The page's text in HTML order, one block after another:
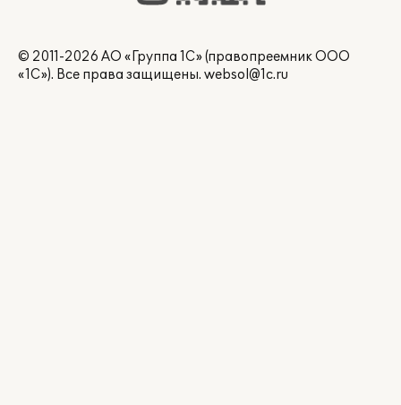
© 2011-2026 АО «Группа 1С» (правопреемник ООО
«1С»). Все права защищены. websol@1c.ru